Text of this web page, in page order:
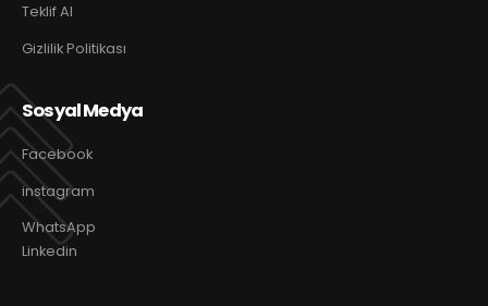
Teklif Al
Gizlilik Politikası
Sosyal Medya
Facebook
instagram
WhatsApp
Linkedin